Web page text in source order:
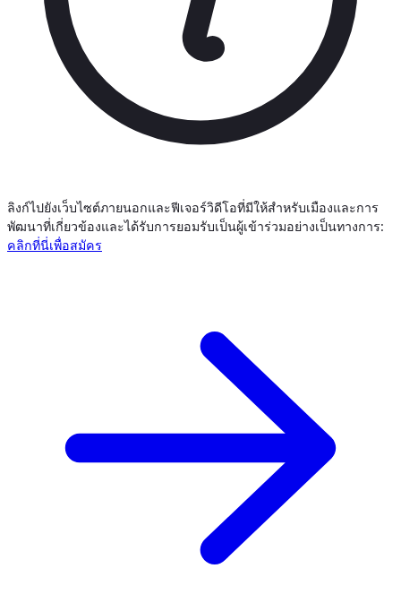
ลิงก์ไปยังเว็บไซต์ภายนอกและฟีเจอร์วิดีโอที่มีให้สำหรับเมืองและการ
พัฒนาที่เกี่ยวข้องและได้รับการยอมรับเป็นผู้เข้าร่วมอย่างเป็นทางการ:
คลิกที่นี่เพื่อสมัคร